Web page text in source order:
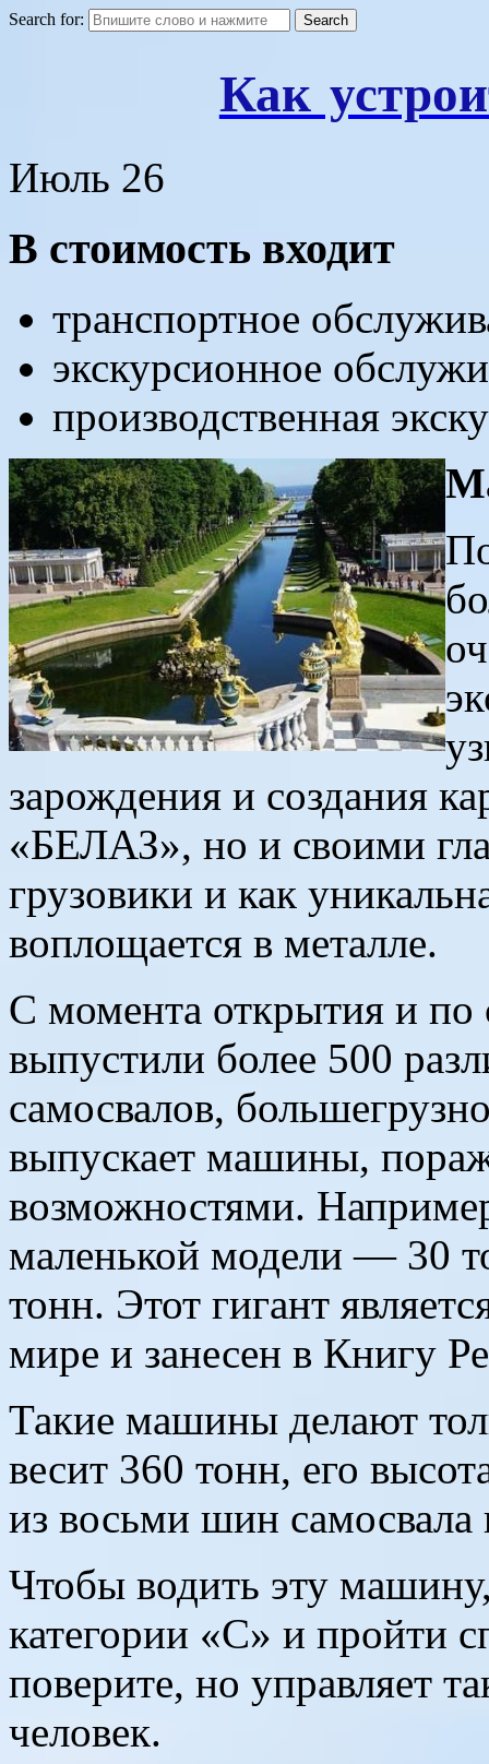
Search for:
Как
Июль 26
В стоимость входит
транспортное
экскурсионное
производственная
зарождения и создания
«БЕЛАЗ», но и своими
грузовики и как
воплощается в металле.
С момента открытия и по
выпустили более 500
самосвалов,
выпускает машины,
возможностями.
маленькой модели — 30
тонн. Этот гигант
мире и занесен в Книгу
Такие машины делают
весит 360 тонн, его
из восьми шин
Чтобы водить эту
категории «С» и пройти
поверите, но управляет
человек.